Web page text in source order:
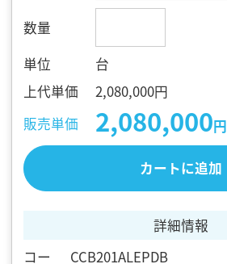
数量
単位
台
上代単価
2,080,000円
販売単価
2,080,000円
カートに追加
詳細情報
コー
CCB201ALEPDB